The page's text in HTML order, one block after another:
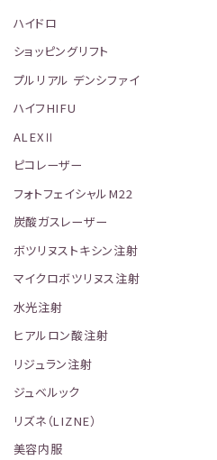
ハイドロ
ショッピングリフト
プルリアル デンシファイ
ハイフHIFU
ALEXⅡ
ピコレーザー
フォトフェイシャルM22
炭酸ガスレーザー
ボツリヌストキシン注射
マイクロボツリヌス注射
水光注射
ヒアルロン酸注射
リジュラン注射
ジュベルック
リズネ（LIZNE）
美容内服